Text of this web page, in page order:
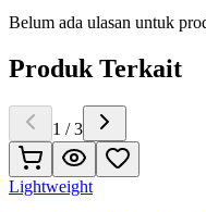
Belum ada ulasan untuk
Produk Terkait
1 /3
Lightweight